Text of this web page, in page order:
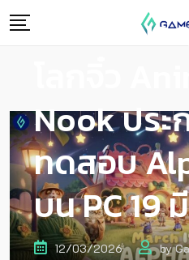
ย่อส่วนผจ
Nook ประ
ทดสอบ
บน PC 19
12/03/2026 by